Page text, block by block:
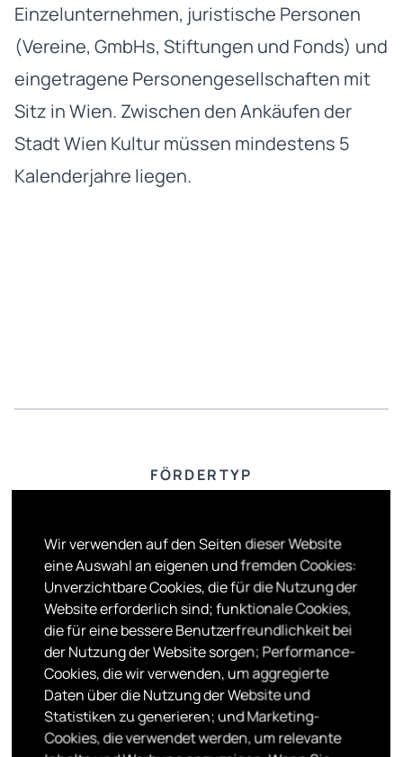
Einzelunternehmen, juristische Personen
(Vereine, GmbHs, Stiftungen und Fonds) und
eingetragene Personengesellschaften mit
Sitz in Wien. Zwischen den Ankäufen der
Stadt Wien Kultur müssen mindestens 5
Kalenderjahre liegen.
FÖRDERTYP
SCHWERPUNKTE
BILDENDE KUNST
MEDIENKUNST
BENEFITS
LAUFEND, KEINE EINREICHFRISTEN
Wir verwenden auf den Seiten dieser Website
eine Auswahl an eigenen und fremden Cookies:
Unverzichtbare Cookies, die für die Nutzung der
Website erforderlich sind; funktionale Cookies,
die für eine bessere Benutzerfreundlichkeit bei
der Nutzung der Website sorgen; Performance-
Cookies, die wir verwenden, um aggregierte
Daten über die Nutzung der Website und
Statistiken zu generieren; und Marketing-
Cookies, die verwendet werden, um relevante